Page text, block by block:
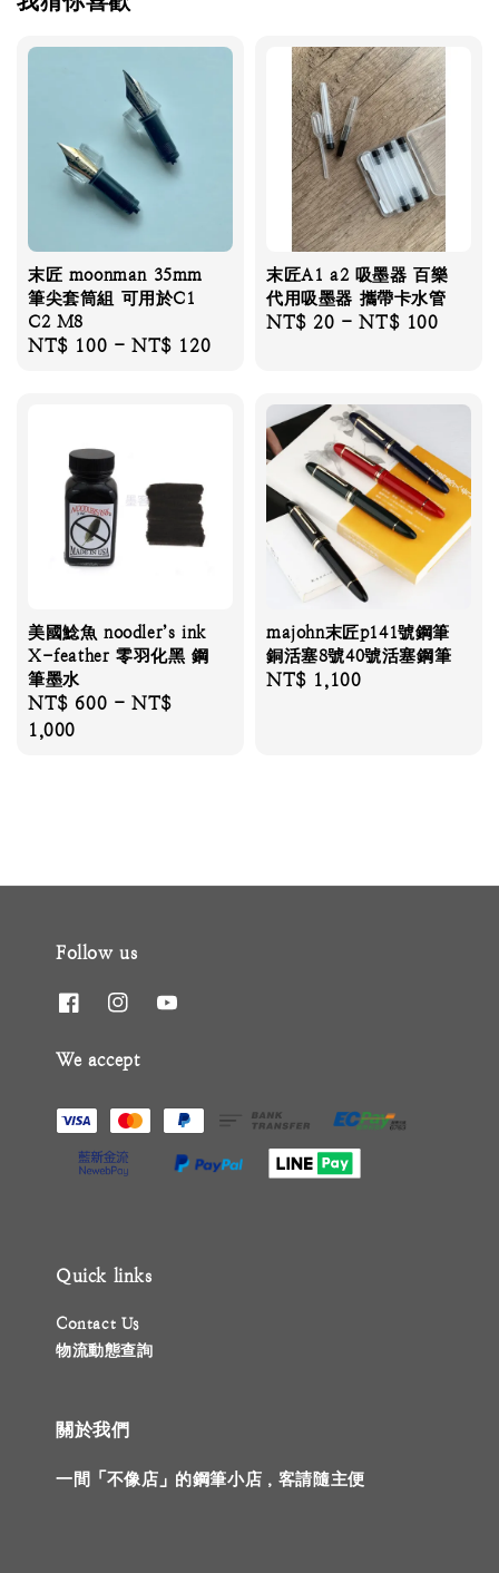
末匠 moonman 35mm
筆尖套筒組 可用於C1
C2 M8
Regular
NT$ 100 -NT$ 120
末匠A1 a2 吸墨器 百樂
代用吸墨器 攜帶卡水管
Regular
NT$ 20 -NT$ 100
美國鯰魚 noodler’s ink
X-feather 零羽化黑 鋼
筆墨水
Regular
price
NT$ 600 -NT$
1,000
majohn末匠p141號鋼筆
銅活塞8號40號活塞鋼筆
Regular
NT$ 1,100
Follow us
We accept
Quick links
Contact Us
物流動態查詢
關於我們
一間「不像店」的鋼筆小店，客請隨主便